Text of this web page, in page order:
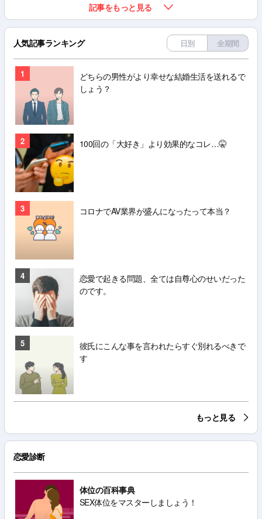
記事をもっと見る
人気記事ランキング 日別 全期間
1
どちらの男性がより幸せな結婚生活を送れるで
しょう？
2 100回の「大好き」より効果的なコレ…🤫
3 コロナでAV業界が盛んになったって本当？
4
恋愛で起きる問題、全ては自尊心のせいだった
のです。
5
彼氏にこんな事を言われたらすぐ別れるべきで
す
もっと見る
恋愛診断
体位の百科事典
SEX体位をマスターしましょう！